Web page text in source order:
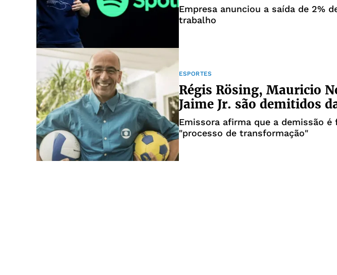
Empresa anunciou a saída de 2%
trabalho
ESPORTES
Régis Rösing, Mauricio
Jaime Jr. são demitidos
Emissora afirma que a demissão é
"processo de transformação"